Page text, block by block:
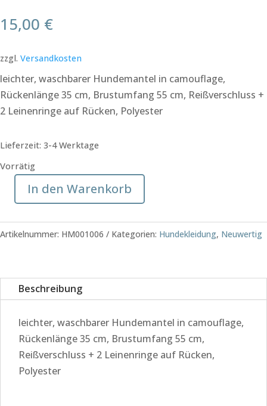
15,00 €
zzgl. Versandkosten
leichter, waschbarer Hundemantel in camouflage,
Rückenlänge 35 cm, Brustumfang 55 cm, Reißverschluss +
2 Leinenringe auf Rücken, Polyester
Lieferzeit: 3-4 Werktage
Vorrätig
leichter
camouflage,
Rückenlänge
Menge
In den Warenkorb
Artikelnummer: HM001006 Kategorien: Hundekleidung, Neuwertig
Beschreibung
leichter, waschbarer Hundemantel in camouflage,
Rückenlänge 35 cm, Brustumfang 55 cm,
Reißverschluss + 2 Leinenringe auf Rücken,
Polyester